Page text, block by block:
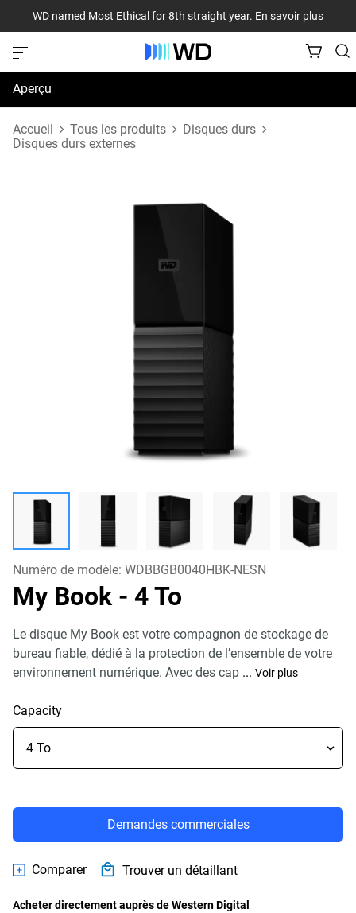
WD named Most Ethical for 8th straight year. En savoir plus
Aperçu
Caractéristiques techniques
Accueil Tous les produits
Disques durs
Disques durs externes
Numéro de modèle: WDBBGB0040HBK-NESN
My Book - 4 To
Le disque My Book est votre compagnon de stockage de
bureau fiable, dédié à la protection de l’ensemble de votre
environnement numérique. Avec des cap ... Voir plus
Capacity
Demandes commerciales
Comparer Trouver un détaillant
Acheter directement auprès de Western Digital